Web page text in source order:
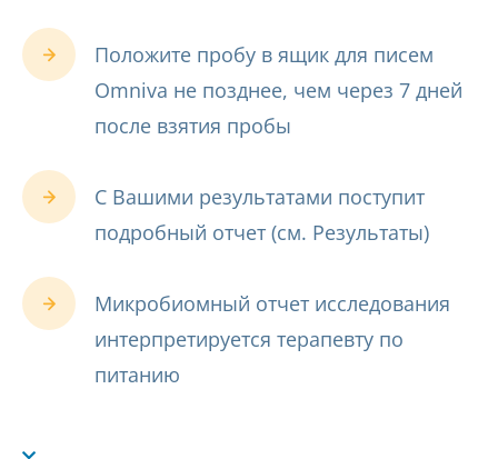
Положите пробу в ящик для писем
Omniva не позднее, чем через 7 дней
после взятия пробы
С Вашими результатами поступит
подробный отчет (см. Результаты)
Микробиомный отчет исследования
интерпретируется терапевту по
питанию